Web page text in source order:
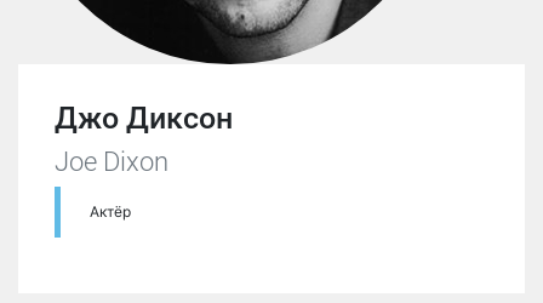
Джо Диксон
Joe Dixon
Актёр